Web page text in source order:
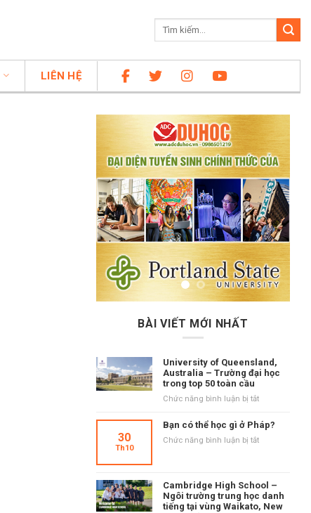
LIÊN HỆ
BÀI VIẾT MỚI NHẤT
University of Queensland,
Australia – Trường đại học
trong top 50 toàn cầu
Chức năng bình luận bị tắtở
of
đại
học
trong
30
Th10
Bạn có thể học gì ở Pháp?
Chức năng bình luận bị tắtở
học
gì
Cambridge High School –
Ngôi trường trung học danh
tiếng tại vùng Waikato, New